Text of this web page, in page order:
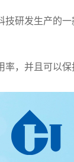
发生产的一
并且可以保